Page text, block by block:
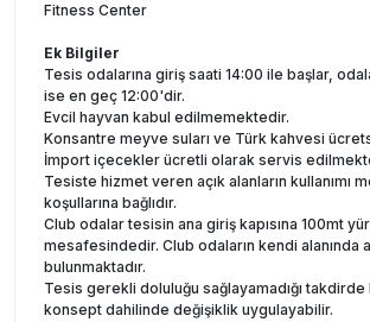
Fitness Center
Ek Bilgiler
Tesis odalarına giriş saati 14:00 ile başlar,
ise en geç 12:00'dir.
Evcil hayvan kabul edilmemektedir.
Konsantre meyve suları ve Türk kahvesi
İmport içecekler ücretli olarak servis
Tesiste hizmet veren açık alanların kullanımı
koşullarına bağlıdır.
Club odalar tesisin ana giriş kapısına 100mt
mesafesindedir. Club odaların kendi alanında
bulunmaktadır.
Tesis gerekli doluluğu sağlayamadığı
konsept dahilinde değişiklik uygulayabilir.